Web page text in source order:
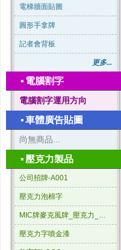
電梯牆面貼圖
圓形手拿牌
記者會背板
更多...
▪ 電腦割字
電腦割字運用方向
▪車體廣告貼圖
尚無商品...
▪ 壓克力製品
公司招牌-A001
壓克力泡棉字
MIC牌麥克風牌_壓克力_三角形
壓克力字噴金漆